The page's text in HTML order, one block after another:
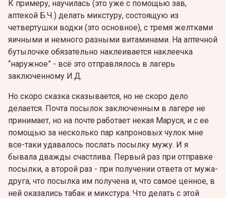
К примеру, научилась (это уже с помощью зав,
аптекой Б.Ч.) делать микстуру, состоящую из
четвертушки водки (это основное), с тремя желтками
яичными и немного разными витаминами. На аптечной
бутылочке обязательно наклеивается наклеечка
“наружное” - всё это отправлялось в лагерь
заключенному И.Д.
Но скоро сказка сказывается, но не скоро дело
делается. Почта посылок заключенным в лагере не
принимает, но на почте работает некая Маруся, и с ее
помощью за несколько пар капроновых чулок мне
все-таки удавалось послать посылку мужу. И я
бывала дважды счастлива. Первый раз при отправке
посылки, а второй раз - при получении ответа от мужа-
друга, что посылка им получена и, что самое ценное, в
ней оказались табак и микстура. Что делать с этой